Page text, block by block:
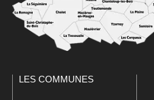
LES COMMUNES